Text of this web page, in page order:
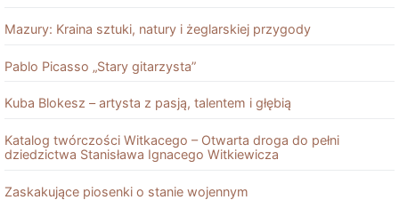
Mazury: Kraina sztuki, natury i żeglarskiej przygody
Pablo Picasso „Stary gitarzysta”
Kuba Blokesz – artysta z pasją, talentem i głębią
Katalog twórczości Witkacego – Otwarta droga do pełni
dziedzictwa Stanisława Ignacego Witkiewicza
Zaskakujące piosenki o stanie wojennym